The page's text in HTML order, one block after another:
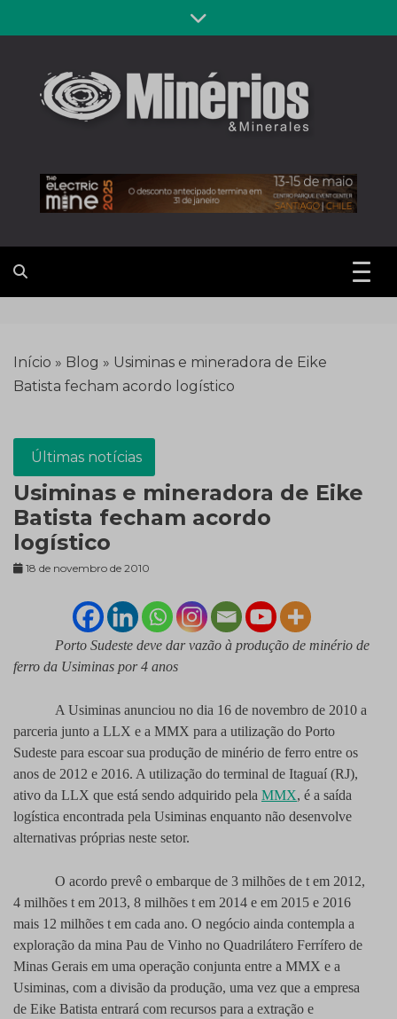
to
Revista
Minérios &
Minerales
Início » Blog » Usiminas e mineradora de Eike
Batista fecham acordo logístico
Últimas notícias
Usiminas e mineradora de Eike
Batista fecham acordo
logístico
18 de novembro de 2010
Porto Sudeste deve dar vazão à produção de minério de
ferro da Usiminas por 4 anos
A Usiminas anunciou no dia 16 de novembro de 2010 a
parceria junto a LLX e a MMX para a utilização do Porto
Sudeste para escoar sua produção de minério de ferro entre os
anos de 2012 e 2016. A utilização do terminal de Itaguaí (RJ),
ativo da LLX que está sendo adquirido pela MMX, é a saída
logística encontrada pela Usiminas enquanto não desenvolve
alternativas próprias neste setor.
O acordo prevê o embarque de 3 milhões de t em 2012,
4 milhões t em 2013, 8 milhões t em 2014 e em 2015 e 2016
mais 12 milhões t em cada ano. O negócio ainda contempla a
exploração da mina Pau de Vinho no Quadrilátero Ferrífero de
Minas Gerais em uma operação conjunta entre a MMX e a
Usiminas, com a divisão da produção, uma vez que a empresa
de Eike Batista entrará com recursos para a extração e